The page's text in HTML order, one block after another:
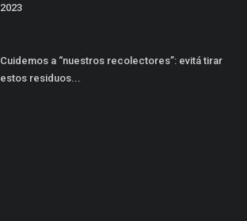
2023
Cuidemos a “nuestros recolectores”: evitá tirar
estos residuos...